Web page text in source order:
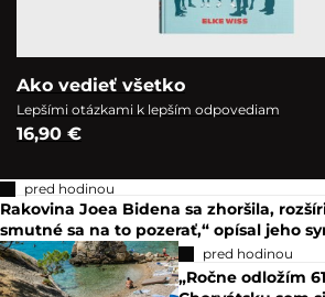
Ako vedieť všetko
Lepšími otázkami k lepším odpovediam
16,90 €
pred hodinou
Rakovina Joea Bidena sa zhoršila,
smutné sa na to pozerať,“ opísal jeho
pred hodinou
„Ročne odložím